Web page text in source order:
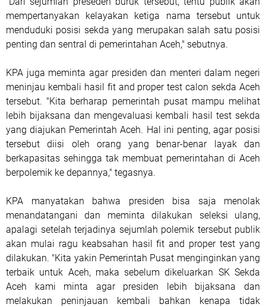
mempertanyakan kelayakan ketiga nama tersebut untuk
menduduki posisi sekda yang merupakan salah satu posisi
penting dan sentral di pemerintahan Aceh," sebutnya.
KPA juga meminta agar presiden dan menteri dalam negeri
meninjau kembali hasil fit and proper test calon sekda Aceh
tersebut. "Kita berharap pemerintah pusat mampu melihat
lebih bijaksana dan mengevaluasi kembali hasil test sekda
yang diajukan Pemerintah Aceh. Hal ini penting, agar posisi
tersebut diisi oleh orang yang benar-benar layak dan
berkapasitas sehingga tak membuat pemerintahan di Aceh
berpolemik ke depannya," tegasnya.
KPA manyatakan bahwa presiden bisa saja menolak
menandatangani dan meminta dilakukan seleksi ulang,
apalagi setelah terjadinya sejumlah polemik tersebut publik
akan mulai ragu keabsahan hasil fit and proper test yang
dilakukan. "Kita yakin Pemerintah Pusat menginginkan yang
terbaik untuk Aceh, maka sebelum dikeluarkan SK Sekda
Aceh kami minta agar presiden lebih bijaksana dan
melakukan peninjauan kembali bahkan kenapa tidak